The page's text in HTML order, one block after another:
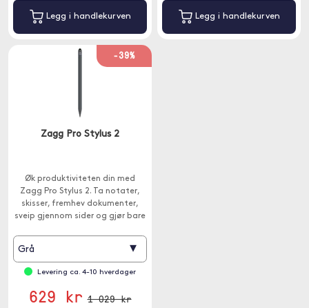
Legg i handlekurven Legg i handlekurven
-39%
Zagg Pro Stylus 2
Øk produktiviteten din med
Zagg Pro Stylus 2. Ta notater,
skisser, fremhev dokumenter,
sveip gjennom sider og gjør bare
Grå ▾
Levering ca. 4-10 hverdager
629 kr 1 029 kr